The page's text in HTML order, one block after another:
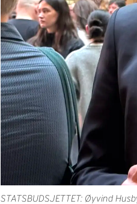
STATSBUDSJETTET: Øyvind